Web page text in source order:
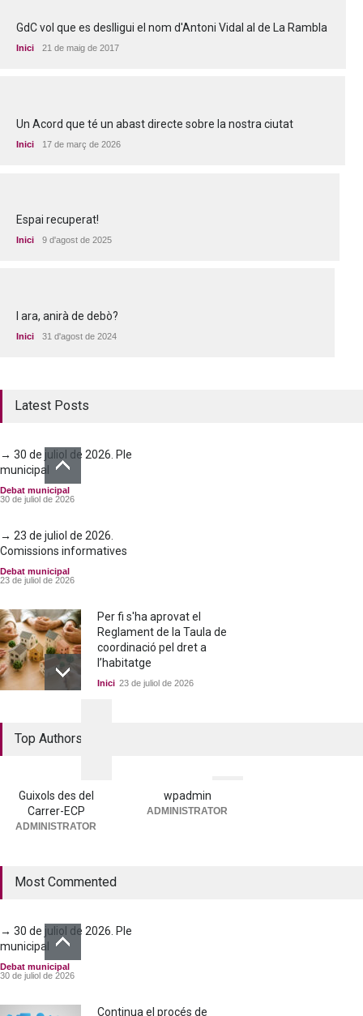
GdC vol que es deslligui el nom d'Antoni Vidal al de La Rambla
Inici 21 de maig de 2017
Un Acord que té un abast directe sobre la nostra ciutat
Inici 17 de març de 2026
Espai recuperat!
Inici 9 d'agost de 2025
I ara, anirà de debò?
Inici 31 d'agost de 2024
Latest Posts
→ 30 de juliol de 2026. Ple
municipal
Debat municipal
30 de juliol de 2026
→ 23 de juliol de 2026.
Comissions informatives
Debat municipal
23 de juliol de 2026
Per fi s'ha aprovat el
Reglament de la Taula de
coordinació pel dret a
l’habitatge
Inici 23 de juliol de 2026
→ 25 de juny de 2026. Ple
Top Authors
Guixols des del
Carrer-ECP
ADMINISTRATOR
wpadmin
ADMINISTRATOR
Most Commented
→ 30 de juliol de 2026. Ple
municipal
Debat municipal
30 de juliol de 2026
Continua el procés de